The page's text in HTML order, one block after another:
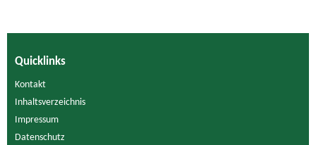
Quicklinks
Kontakt
Inhaltsverzeichnis
Impressum
Datenschutz